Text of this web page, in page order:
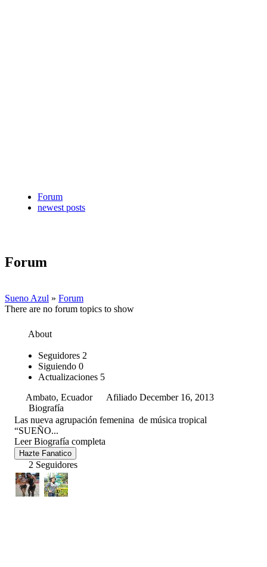
Forum
newest posts
Forum
Sueno Azul » Forum
There are no forum topics to show
About
Seguidores 2
Siguiendo 0
Actualizaciones 5
Ambato, Ecuador
Afiliado December 16, 2013
Biografía
Las nueva agrupación femenina de música tropical
“SUEÑO...
Leer Biografía completa
Hazte Fanatico
2 Seguidores